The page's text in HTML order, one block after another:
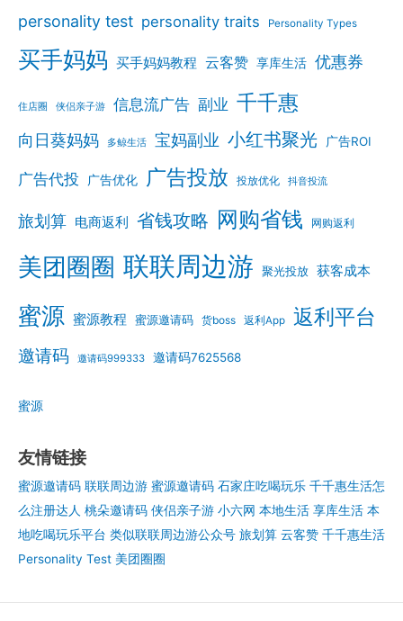
personality test personality traits Personality Types
买手妈妈 买手妈妈教程 云客赞 享库生活 优惠券
住店圈 侠侣亲子游 信息流广告 副业 千千惠
向日葵妈妈 多鲸生活 宝妈副业 小红书聚光 广告ROI
广告代投 广告优化 广告投放 投放优化 抖音投流
旅划算 电商返利 省钱攻略 网购省钱 网购返利
美团圈圈 联联周边游 聚光投放 获客成本
蜜源 蜜源教程 蜜源邀请码 货boss 返利App 返利平台
邀请码 邀请码999333 邀请码7625568
蜜源
友情链接
蜜源邀请码 联联周边游 蜜源邀请码 石家庄吃喝玩乐 千千惠生活怎
么注册达人 桃朵邀请码 侠侣亲子游 小六网 本地生活 享库生活 本
地吃喝玩乐平台 类似联联周边游公众号 旅划算 云客赞 千千惠生活
Personality Test 美团圈圈